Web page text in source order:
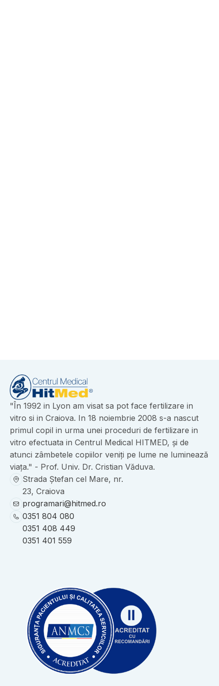
"În 1992 in Lyon am visat sa pot face fertilizare in
vitro si in Craiova. In 18 noiembrie 2008 s-a nascut
primul copil in urma unei proceduri de fertilizare in
vitro efectuata in Centrul Medical HITMED, și de
atunci zâmbetele copiilor veniți pe lume ne luminează
viața." - Prof. Univ. Dr. Cristian Văduva.
Strada Ștefan cel Mare, nr.
23, Craiova
programari@hitmed.ro
0351 804 080
0351 408 449
0351 401 559